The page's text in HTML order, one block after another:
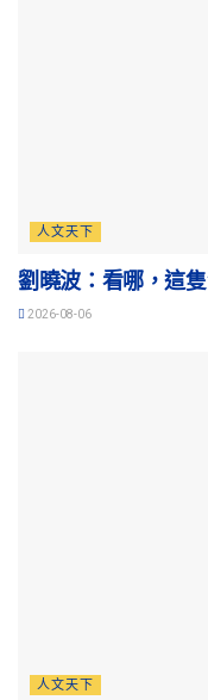
人文天下
劉曉波：看哪，這
2026-08-06
人文天下